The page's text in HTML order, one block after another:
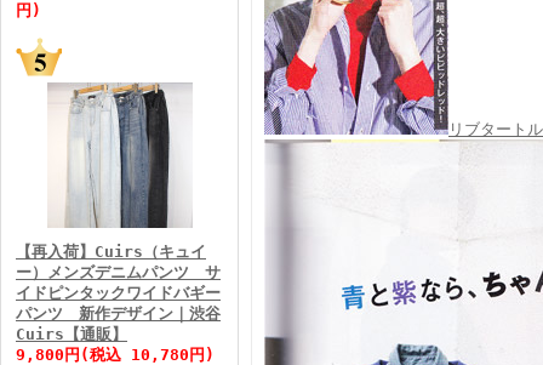
FINEBOYS2025年11月号
円)
【再入荷】Cuirs（キュイ
ー）メンズデニムパンツ サ
イドピンタックワイドバギー
パンツ 新作デザイン｜渋谷
Cuirs【通販】
9,800円(税込 10,780円)
リブタートル